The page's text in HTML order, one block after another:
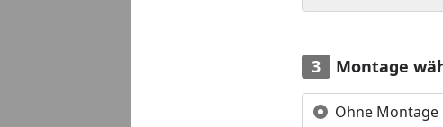
Montage
Ohne Montage